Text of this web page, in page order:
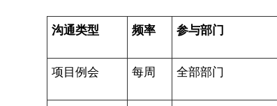
沟通类型 频率 参与部门
项目例会 每周 全部部门